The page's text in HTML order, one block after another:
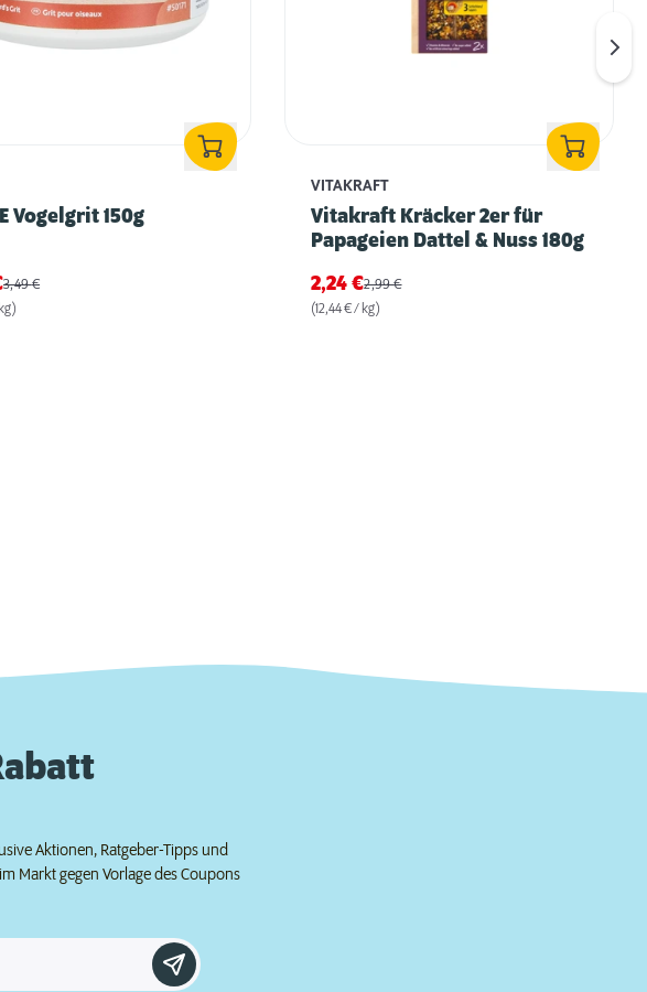
Vogelgrit 150g
3,49€
VITAKRAFT
Vitakraft Kräcker 2er für
Papageien Dattel & Nuss 180g
2,24€2,99€
(12,44 € / kg)
Aktionen, Ratgeber-Tipps und
Markt gegen Vorlage des Coupons